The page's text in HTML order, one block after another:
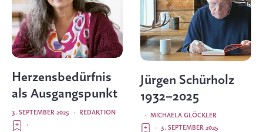
Herzensbedürfnis
als Ausgangspunkt
REDAKTION
·
3. SEPTEMBER 2025
·
Jürgen Schürholz
1932–2025
MICHAELA GLÖCKLER
·
3. SEPTEMBER 2025
·